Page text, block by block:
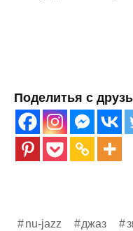
Поделитья с
nu-jazz джаз